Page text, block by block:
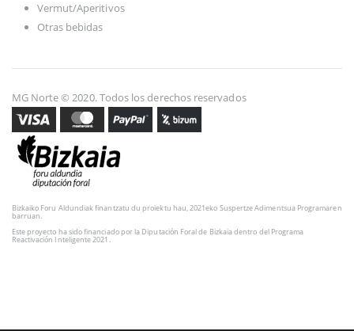
Vermut/Aperitivos
Otras bebidas
MG Norte © 2020. Todos los derechos reservados
Bizkaiko Foru Aldundiak finantzatu du proiektu hau, 2021eko Suspertze Adimentsua Programaren
barruan.
Este proyecto ha sido financiado por la Diputación Foral de Bizkaia dentro del Programa
Reactivación Inteligente 2021.